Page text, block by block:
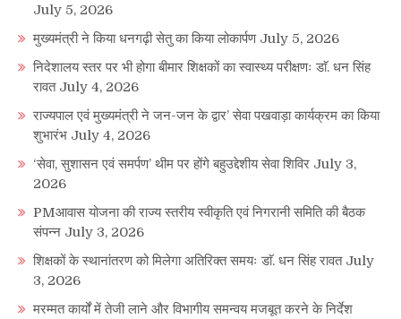
July 5, 2026
मुख्यमंत्री ने किया धनगढ़ी सेतु का किया लोकार्पण July 5, 2026
निदेशालय स्तर पर भी होगा बीमार शिक्षकों का स्वास्थ्य परीक्षणः डाॅ. धन सिंह
रावत July 4, 2026
राज्यपाल एवं मुख्यमंत्री ने जन-जन के द्वार’ सेवा पखवाड़ा कार्यक्रम का किया
शुभारंभ July 4, 2026
‘सेवा, सुशासन एवं समर्पण’ थीम पर होंगे बहुउद्देशीय सेवा शिविर July 3,
2026
PMआवास योजना की राज्य स्तरीय स्वीकृति एवं निगरानी समिति की बैठक
संपन्न July 3, 2026
शिक्षकों के स्थानांतरण को मिलेगा अतिरिक्त समयः डाॅ. धन सिंह रावत July
3, 2026
मरम्मत कार्यों में तेजी लाने और विभागीय समन्वय मजबूत करने के निर्देश